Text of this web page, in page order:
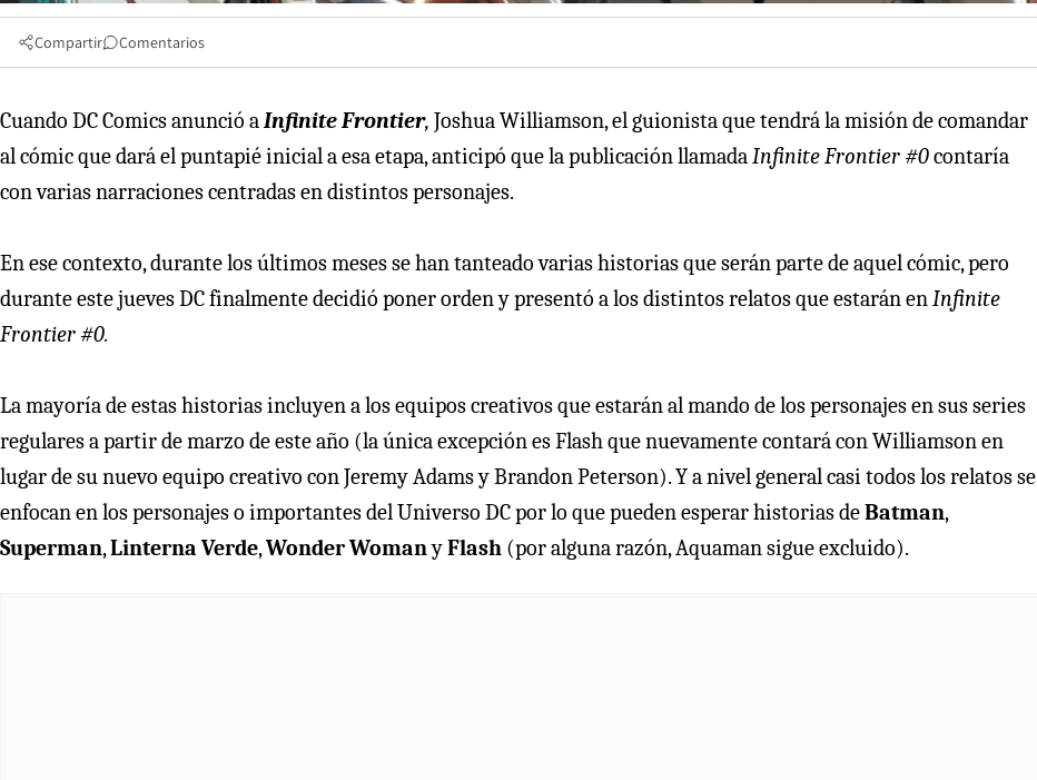
Compartir Comentarios
Cuando DC Comics anunció aInfinite Frontier, Joshua Williamson, el guionista que tendrá la misión de comandar
al cómic que dará el puntapié inicial a esa etapa, anticipó que la publicación llamadaInfinite Frontier #0contaría
con varias narraciones centradas en distintos personajes.
En ese contexto, durante los últimos meses se han tanteado varias historias que serán parte de aquel cómic, pero
durante este jueves DC finalmente decidió poner orden y presentó a los distintos relatos que estarán enInfinite
Frontier #0.
La mayoría de estas historias incluyen a los equipos creativos que estarán al mando de los personajes en sus series
regulares a partir de marzo de este año (la única excepción es Flash que nuevamente contará con Williamson en
lugar de su nuevo equipo creativo con Jeremy Adams y Brandon Peterson). Y a nivel general casi todos los relatos se
enfocan en los personajes o importantes del Universo DC por lo que pueden esperar historias deBatman,
Superman,Linterna Verde,Wonder WomanyFlash (por alguna razón, Aquaman sigue excluido).